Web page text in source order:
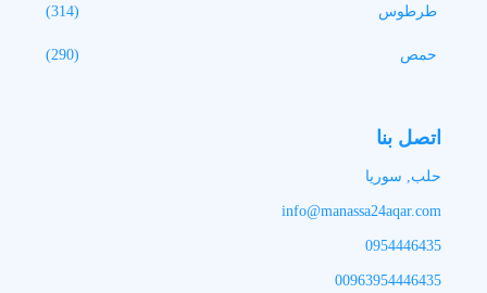
طرطوس (314)
حمص (290)
اتصل بنا
حلب, سوريا
info@manassa24aqar.com
0954446435
00963954446435